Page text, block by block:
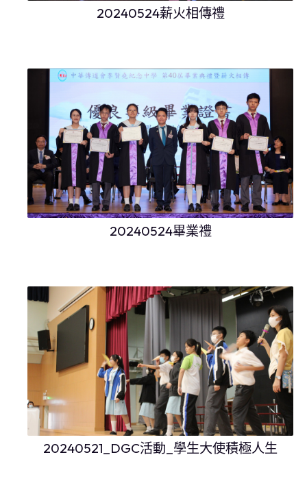
20240524薪火相傳禮
20240524畢業禮
20240521_DGC活動_學生大使積極人生